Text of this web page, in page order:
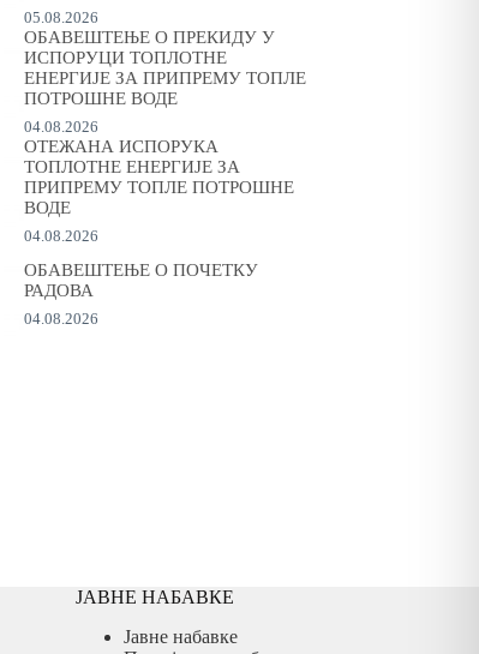
05.08.2026
ОБАВЕШТЕЊЕ О ПРЕКИДУ У
ИСПОРУЦИ ТОПЛОТНЕ
ЕНЕРГИЈЕ ЗА ПРИПРЕМУ ТОПЛЕ
ПОТРОШНЕ ВОДЕ
04.08.2026
ОТЕЖАНА ИСПОРУКА
ТОПЛОТНЕ ЕНЕРГИЈЕ ЗА
ПРИПРЕМУ ТОПЛЕ ПОТРОШНЕ
ВОДЕ
04.08.2026
ОБАВЕШТЕЊЕ О ПОЧЕТКУ
РАДОВА
04.08.2026
ЈАВНЕ НАБАВКЕ
Јавне набавке